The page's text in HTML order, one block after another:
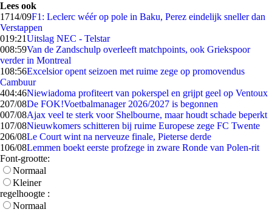
Lees ook
1714/09F1: Leclerc wéér op pole in Baku, Perez eindelijk sneller dan
Verstappen
019:21Uitslag NEC - Telstar
008:59Van de Zandschulp overleeft matchpoints, ook Griekspoor
verder in Montreal
108:56Excelsior opent seizoen met ruime zege op promovendus
Cambuur
404:46Niewiadoma profiteert van pokerspel en grijpt geel op Ventoux
207/08De FOK!Voetbalmanager 2026/2027 is begonnen
007/08Ajax veel te sterk voor Shelbourne, maar houdt schade beperkt
107/08Nieuwkomers schitteren bij ruime Europese zege FC Twente
206/08Le Court wint na nerveuze finale, Pieterse derde
106/08Lemmen boekt eerste profzege in zware Ronde van Polen-rit
Font-grootte:
Normaal
Kleiner
regelhoogte :
Normaal